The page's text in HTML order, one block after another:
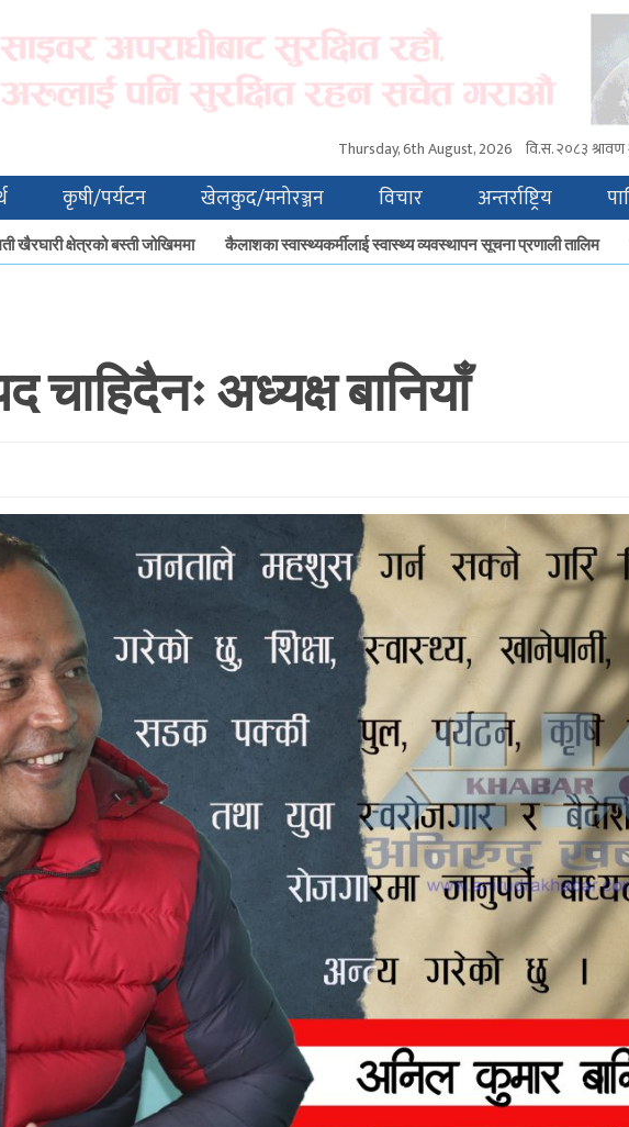
Thursday, 6th August, 2026 वि.स.२०८३ श्रावण
कृषी/पर्यटन खेलकुद/मनोरञ्जन विचार अन्तर्राष्ट्रिय
क्षेत्रको बस्ती जोखिममा कैलाशका स्वास्थ्यकर्मीलाई स्वास्थ्य व्यवस्थापन सूचना प्रणाली तालिम
चाहिदैनः अध्यक्ष बानियाँ